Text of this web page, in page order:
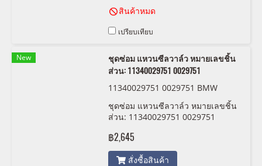
สินค้าหมด
เปรียบเทียบ
New
ชุดซ่อม แหวนซีลวาล์ว หมายเลขชิ้น
ส่วน: 11340029751 0029751
11340029751 0029751 BMW
ชุดซ่อม แหวนซีลวาล์ว หมายเลขชิ้น
ส่วน: 11340029751 0029751
฿2,645
สั่งซื้อสินค้า